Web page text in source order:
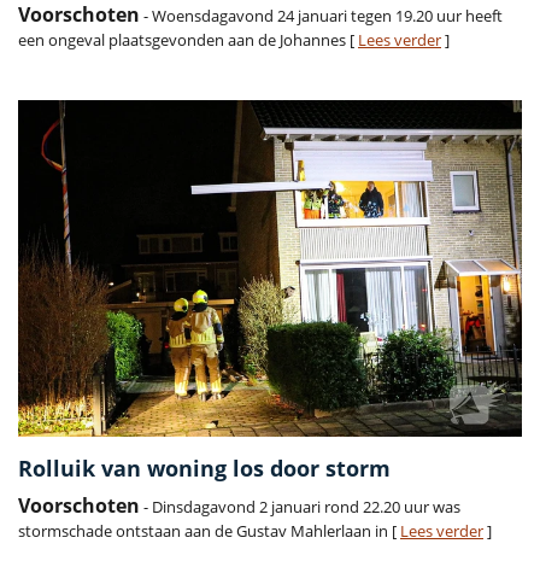
Voorschoten - Woensdagavond 24 januari tegen 19.20 uur heeft
een ongeval plaatsgevonden aan de Johannes [ Lees verder]
Rolluik van woning los door storm
Voorschoten - Dinsdagavond 2 januari rond 22.20 uur was
stormschade ontstaan aan de Gustav Mahlerlaan in [ Lees verder]